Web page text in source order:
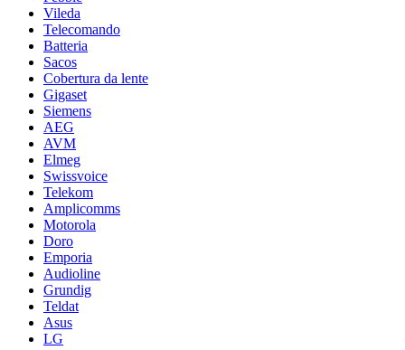
Vileda
Telecomando
Batteria
Sacos
Cobertura da lente
Gigaset
Siemens
AEG
AVM
Elmeg
Swissvoice
Telekom
Amplicomms
Motorola
Doro
Emporia
Audioline
Grundig
Teldat
Asus
LG